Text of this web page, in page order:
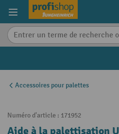
content
Accessoires pour palettes
Numéro d'article : 171952
Aide à la palettisation